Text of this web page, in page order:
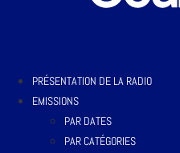
PRÉSENTATION DE LA RADIO
EMISSIONS
PAR DATES
PAR CATÉGORIES